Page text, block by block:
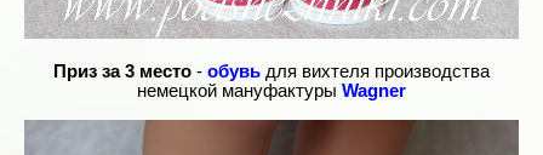
Приз за 3 место - обувь для вихтеля производства
немецкой мануфактуры Wagner